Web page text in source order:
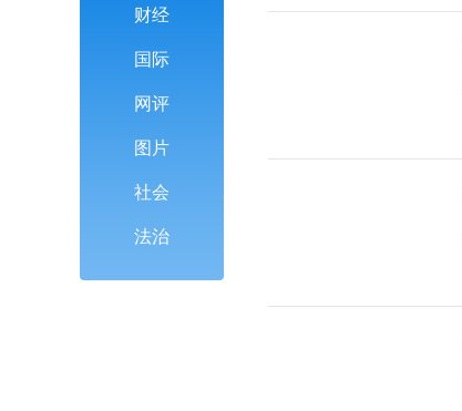
财经
国际
网评
图片
社会
法治